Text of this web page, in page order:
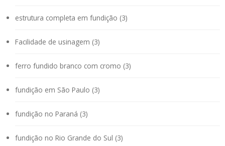
estrutura completa em fundição (3)
Facilidade de usinagem (3)
ferro fundido branco com cromo (3)
fundição em São Paulo (3)
fundição no Paraná (3)
fundição no Rio Grande do Sul (3)